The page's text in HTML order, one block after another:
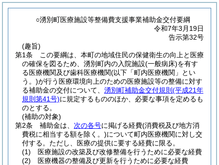
○湧別町医療施設等整備費支援事業補助金交付要綱
令和7年3月19日
告示第32号
(趣旨)
第1条
この要綱は、本町の地域住民の保健衛生の向上と医療
の確保を図るため、湧別町内の入院施設(一般病床)を有す
る医療機関及び歯科医療機関(以下「町内医療機関」とい
う。)が行う医療環境向上のための医療施設等の整備に対す
る補助金の交付について、 湧別町補助金交付規則 (平成21年
規則第41号)に規定するもののほか、必要な事項を定めるも
のとする。
(補助の対象)
第2条
補助金は、 次の各号に掲げる経費(消費税及び地方消
費税に相当する額を除く。)について町内医療機関に対し交
付する。 ただし、医療の提供に要する経費に限る。
(1)
医療施設の改築及び改修整備を行うために必要な経費
(2)
医療機器の整備及び更新を行うために必要な経費